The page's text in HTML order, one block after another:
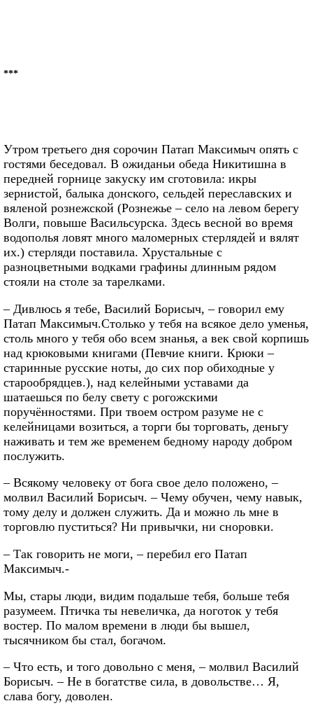
***
Утром третьего дня сорочин Патап Максимыч опять с
гостями беседовал. В ожиданьи обеда Никитишна в
передней горнице закуску им сготовила: икры
зернистой, балыка донского, сельдей переславских и
вяленой рознежской (Рознежье – село на левом берегу
Волги, повыше Васильсурска. Здесь весной во время
водополья ловят много маломерных стерлядей и вялят
их.) стерляди поставила. Хрустальные с
разноцветными водками графины длинным рядом
стояли на столе за тарелками.
– Дивлюсь я тебе, Василий Борисыч, – говорил ему
Патап Максимыч.Столько у тебя на всякое дело уменья,
столь много у тебя обо всем знанья, а век свой корпишь
над крюковыми книгами (Певчие книги. Крюки –
старинные русские ноты, до сих пор обиходные у
старообрядцев.), над келейными уставами да
шатаешься по белу свету с рогожскими
поручённостями. При твоем остром разуме не с
келейницами возиться, а торги бы торговать, деньгу
наживать и тем же временем бедному народу добром
послужить.
– Всякому человеку от бога свое дело положено, –
молвил Василий Борисыч. – Чему обучен, чему навык,
тому делу и должен служить. Да и можно ль мне в
торговлю пуститься? Ни привычки, ни сноровки.
– Так говорить не моги, – перебил его Патап
Максимыч.-
Мы, стары люди, видим подальше тебя, больше тебя
разумеем. Птичка ты невеличка, да ноготок у тебя
востер. По малом времени в люди бы вышел,
тысячником бы стал, богачом.
– Что есть, и того довольно с меня, – молвил Василий
Борисыч. – Не в богатстве сила, в довольстве… Я,
слава богу, доволен.